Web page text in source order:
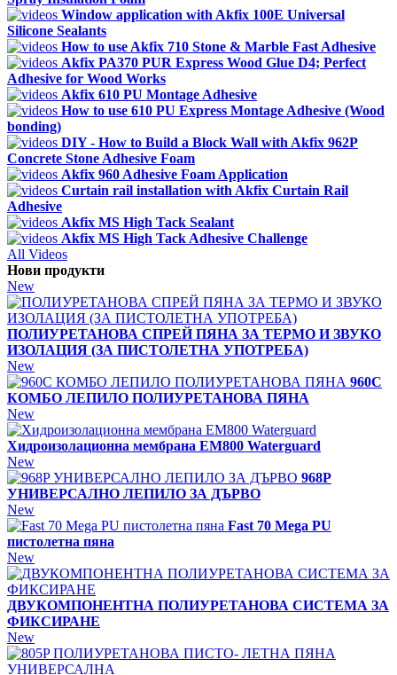
Window application with Akfix 100E Universal
Silicone Sealants
How to use Akfix 710 Stone & Marble Fast Adhesive
Akfix PA370 PUR Express Wood Glue D4; Perfect
Adhesive for Wood Works
Akfix 610 PU Montage Adhesive
How to use 610 PU Express Montage Adhesive (Wood
bonding)
DIY - How to Build a Block Wall with Akfix 962P
Concrete Stone Adhesive Foam
Akfix 960 Adhesive Foam Application
Curtain rail installation with Akfix Curtain Rail
Adhesive
Akfix MS High Tack Sealant
Akfix MS High Tack Adhesive Challenge
All Videos
Нови продукти
New
ПОЛИУРЕТАНОВА СПРЕЙ ПЯНА ЗА ТЕРМО И ЗВУКО
ИЗОЛАЦИЯ (ЗА ПИСТОЛЕТНА УПОТРЕБА)
New
960C
КОМБО ЛЕПИЛО ПОЛИУРЕТАНОВА ПЯНА
New
Хидроизолационна мембрана EM800 Waterguard
New
968P
УНИВЕРСАЛНО ЛЕПИЛО ЗА ДЪРВО
New
Fast 70 Mega PU
пистолетна пяна
New
ДВУКОМПОНЕНТНА ПОЛИУРЕТАНОВА СИСТЕМА ЗА
ФИКСИРАНЕ
New